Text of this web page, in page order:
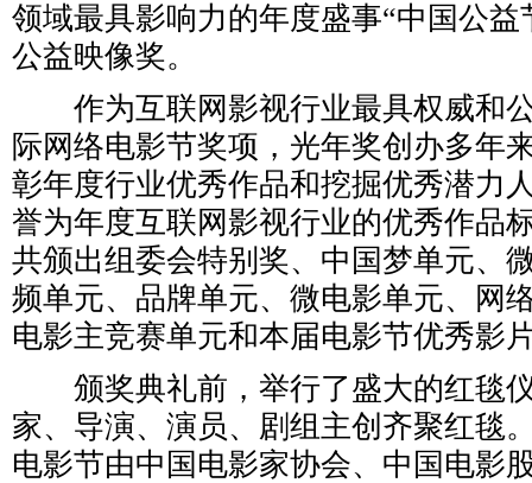
领域最具影响力的年度盛事“中国公益
公益映像奖。
作为互联网影视行业最具权威和
际网络电影节奖项，光年奖创办多年
彰年度行业优秀作品和挖掘优秀潜力
誉为年度互联网影视行业的优秀作品
共颁出组委会特别奖、中国梦单元、
频单元、品牌单元、微电影单元、网
电影主竞赛单元和本届电影节优秀影
颁奖典礼前，举行了盛大的红毯
家、导演、演员、剧组主创齐聚红毯
电影节由中国电影家协会、中国电影